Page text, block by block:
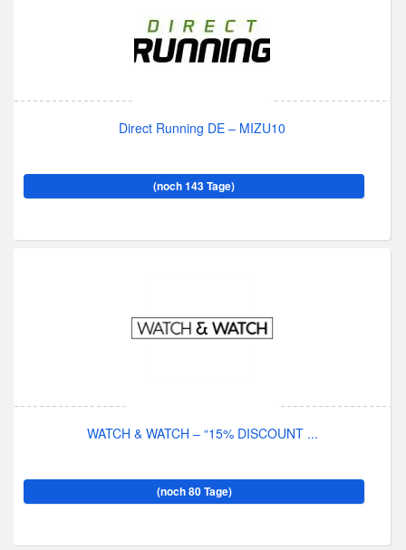
Direct Running DE – MIZU10
(noch 143 Tage)
WATCH & WATCH – “15% DISCOUNT ...
(noch 80 Tage)